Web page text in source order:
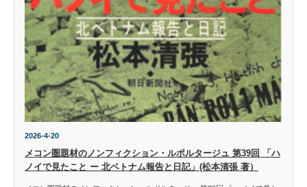
2026-4-20
メコン圏題材のノンフィクション・ルポルタージュ 第39回 「ハ
ノイで見たこと ー 北ベトナム報告と日記」(松本清張 著）